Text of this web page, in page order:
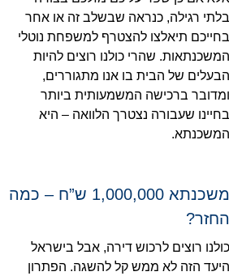
בלתי רגילה, כנראה שבשלב זה או אחר
בחייכם תיאלצו להצטרף למשפחת נוטלי
המשכנתאות. שהרי כולנו רוצים להיות
הבעלים של הבית בו אנו מתגוררים,
ומדובר ברכישה המשמעותית ביותר
בחיינו שעבורה נצטרך הלוואה – היא
המשכנתא.
משכנתא 1,000,000 ש”ח – כמה
החזר?
כולנו רוצים לרכוש דירה, אבל בישראל
היעד הזה לא ממש קל להשגה. הפתרון